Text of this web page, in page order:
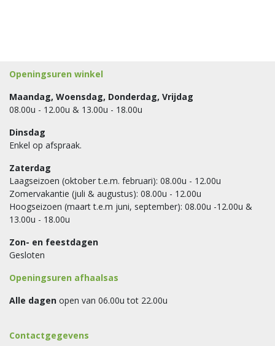
Openingsuren winkel
Maandag, Woensdag, Donderdag, Vrijdag
08.00u - 12.00u & 13.00u - 18.00u
Dinsdag
Enkel op afspraak.
Zaterdag
Laagseizoen (oktober t.e.m. februari): 08.00u - 12.00u
Zomervakantie (juli & augustus): 08.00u - 12.00u
Hoogseizoen (maart t.e.m juni, september): 08.00u -12.00u &
13.00u - 18.00u
Zon- en feestdagen
Gesloten
Openingsuren afhaalsas
Alle dagen open van 06.00u tot 22.00u
Contactgegevens